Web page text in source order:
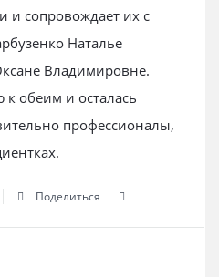
и сопровождает их с
Наталье
Владимировне.
обеим и осталась
профессионалы,
Поделиться